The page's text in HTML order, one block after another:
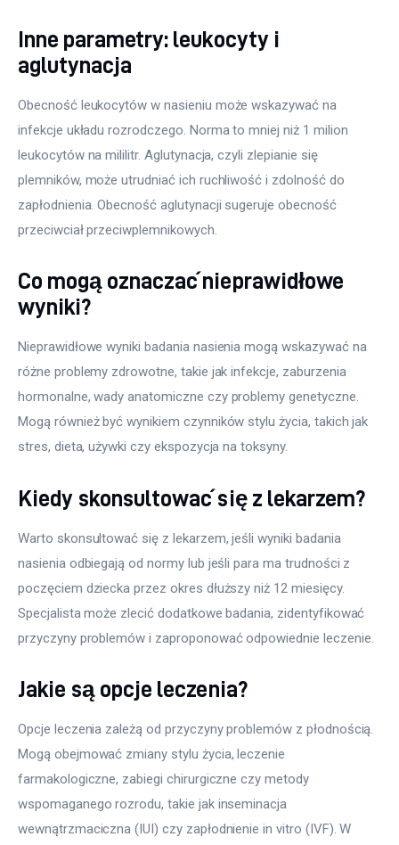
Inne parametry: leukocyty i
aglutynacja
Obecność leukocytów w nasieniu może wskazywać na
infekcje układu rozrodczego. Norma to mniej niż 1 milion
leukocytów na mililitr. Aglutynacja, czyli zlepianie się
plemników, może utrudniać ich ruchliwość i zdolność do
zapłodnienia. Obecność aglutynacji sugeruje obecność
przeciwciał przeciwplemnikowych.
Co mogą oznaczać nieprawidłowe
wyniki?
Nieprawidłowe wyniki badania nasienia mogą wskazywać na
różne problemy zdrowotne, takie jak infekcje, zaburzenia
hormonalne, wady anatomiczne czy problemy genetyczne.
Mogą również być wynikiem czynników stylu życia, takich jak
stres, dieta, używki czy ekspozycja na toksyny.
Kiedy skonsultować się z lekarzem?
Warto skonsultować się z lekarzem, jeśli wyniki badania
nasienia odbiegają od normy lub jeśli para ma trudności z
poczęciem dziecka przez okres dłuższy niż 12 miesięcy.
Specjalista może zlecić dodatkowe badania, zidentyfikować
przyczyny problemów i zaproponować odpowiednie leczenie.
Jakie są opcje leczenia?
Opcje leczenia zależą od przyczyny problemów z płodnością.
Mogą obejmować zmiany stylu życia, leczenie
farmakologiczne, zabiegi chirurgiczne czy metody
wspomaganego rozrodu, takie jak inseminacja
wewnątrzmaciczna (IUI) czy zapłodnienie in vitro (IVF). W